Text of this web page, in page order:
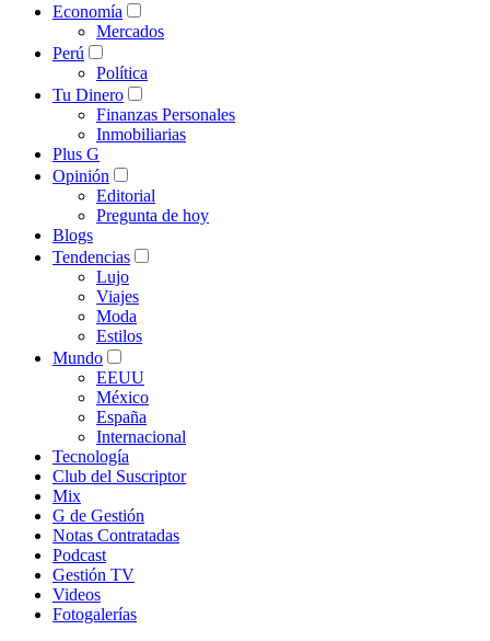
Economía
Mercados
Perú
Política
Tu Dinero
Finanzas Personales
Inmobiliarias
Plus G
Opinión
Editorial
Pregunta de hoy
Blogs
Tendencias
Lujo
Viajes
Moda
Estilos
Mundo
EEUU
México
España
Internacional
Tecnología
Club del Suscriptor
Mix
G de Gestión
Notas Contratadas
Podcast
Gestión TV
Videos
Fotogalerías